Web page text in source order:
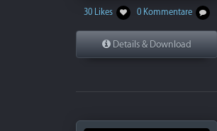
30 Likes 0 Kommentare
Details & Download